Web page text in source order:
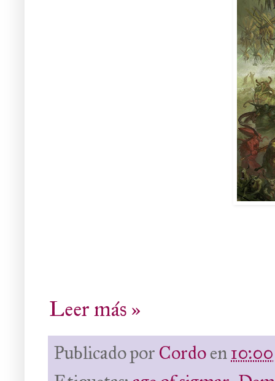
Leer más »
Publicado por Cordoen10:00